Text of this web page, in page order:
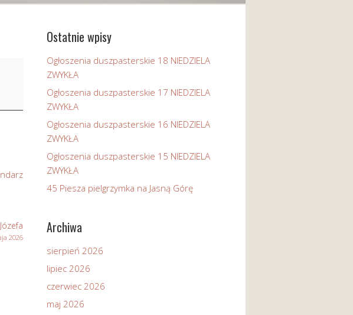
2026
Ostatnie wpisy
Ogłoszenia duszpasterskie 18 NIEDZIELA
ZWYKŁA
Ogłoszenia duszpasterskie 17 NIEDZIELA
ZWYKŁA
Ogłoszenia duszpasterskie 16 NIEDZIELA
ZWYKŁA
Ogłoszenia duszpasterskie 15 NIEDZIELA
ZWYKŁA
45 Piesza pielgrzymka na Jasną Górę
Archiwa
sierpień 2026
lipiec 2026
czerwiec 2026
maj 2026